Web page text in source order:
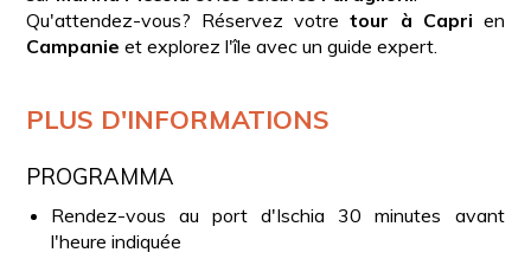
Qu'attendez-vous? Réservez votretour à Capri en
Campanie et explorez l'île avec un guide expert.
PLUS D'INFORMATIONS
PROGRAMMA
Rendez-vous au port d'Ischia 30 minutes avant
l'heure indiquée